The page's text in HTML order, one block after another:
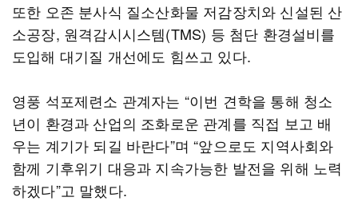
또한 오존 분사식 질소산화물 저감장치와 신설된 산
소공장, 원격감시시스템(TMS) 등 첨단 환경설비를
도입해 대기질 개선에도 힘쓰고 있다.
영풍 석포제련소 관계자는 “이번 견학을 통해 청소
년이 환경과 산업의 조화로운 관계를 직접 보고 배
우는 계기가 되길 바란다”며 “앞으로도 지역사회와
함께 기후위기 대응과 지속가능한 발전을 위해 노력
하겠다”고 말했다.